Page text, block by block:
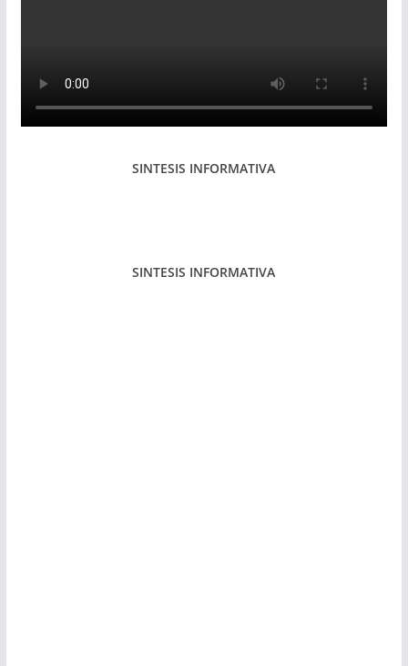
SINTESIS INFORMATIVA
SINTESIS INFORMATIVA